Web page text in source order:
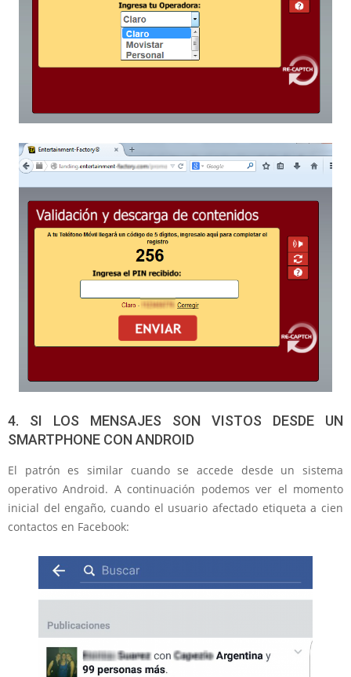
4. SI LOS MENSAJES SON VISTOS DESDE UN
SMARTPHONE CON ANDROID
El patrón es similar cuando se accede desde un sistema
operativo Android. A continuación podemos ver el momento
inicial del engaño, cuando el usuario afectado etiqueta a cien
contactos en Facebook: